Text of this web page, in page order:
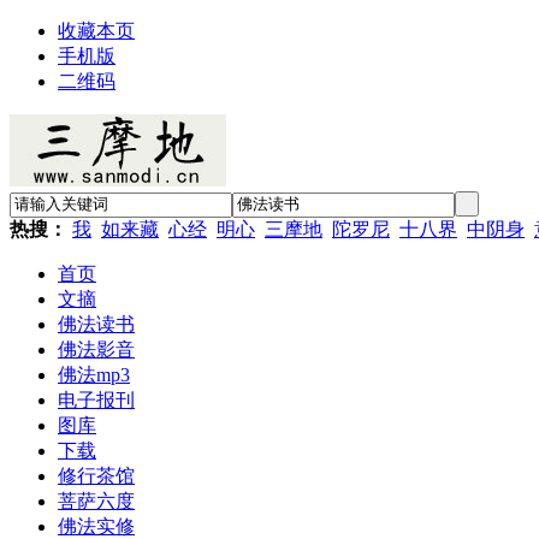
收藏本页
手机版
二维码
热搜： 我 如来藏 心经 明心 三摩地 陀罗尼 十八界 中阴身
首页
文摘
佛法读书
佛法影音
佛法mp3
电子报刊
图库
下载
修行茶馆
菩萨六度
佛法实修